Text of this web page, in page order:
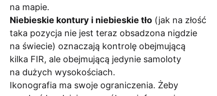
na mapie.
Niebieskie kontury i niebieskie tło (jak na złość
taka pozycja nie jest teraz obsadzona nigdzie
na świecie) oznaczają kontrolę obejmującą
kilka FIR, ale obejmującą jedynie samoloty
na dużych wysokościach.
Ikonografia ma swoje ograniczenia. Żeby